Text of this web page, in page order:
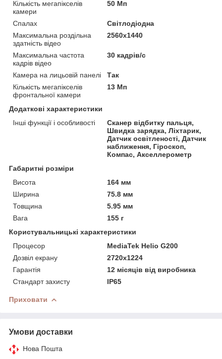
Кількість мегапікселів
камери
50 Мп
Спалах
Світлодіодна
Максимальна роздільна
здатність відео
2560x1440
Максимальна частота
кадрів відео
30 кадрів/с
Камера на лицьовій панелі
Так
Кількість мегапікселів
фронтальної камери
13 Мп
Додаткові характеристики
Інші функції і особливості
Сканер відбитку пальця,
Швидка зарядка, Ліхтарик,
Датчик освітленості, Датчик
наближення, Гіроскоп,
Компас, Акселлерометр
Габаритні розміри
Висота
164 мм
Ширина
75.8 мм
Товщина
5.95 мм
Вага
155 г
Користувальницькі характеристики
Процесор
MediaTek Helio G200
Дозвіл екрану
2720х1224
Гарантія
12 місяців від виробника
Стандарт захисту
IP65
Приховати
Умови доставки
Нова Пошта